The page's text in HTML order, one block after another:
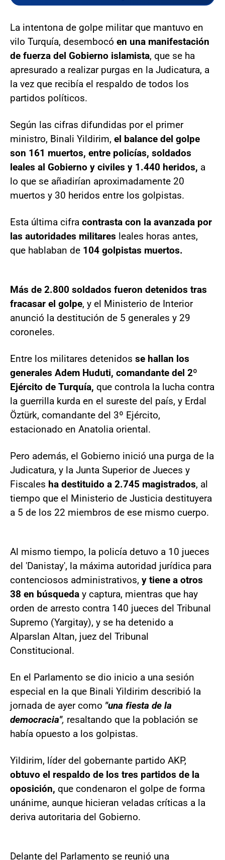
La intentona de golpe militar que mantuvo en
vilo Turquía, desembocó en una manifestación
de fuerza del Gobierno islamista, que se ha
apresurado a realizar purgas en la Judicatura, a
la vez que recibía el respaldo de todos los
partidos políticos.
Según las cifras difundidas por el primer
ministro, Binali Yildirim, el balance del golpe
son 161 muertos, entre policías, soldados
leales al Gobierno y civiles y 1.440 heridos, a
lo que se añadirían aproximadamente 20
muertos y 30 heridos entre los golpistas.
Esta última cifra contrasta con la avanzada por
las autoridades militares leales horas antes,
que hablaban de 104 golpistas muertos.
Más de 2.800 soldados fueron detenidos tras
fracasar el golpe, y el Ministerio de Interior
anunció la destitución de 5 generales y 29
coroneles.
Entre los militares detenidos se hallan los
generales Adem Huduti, comandante del 2º
Ejército de Turquía, que controla la lucha contra
la guerrilla kurda en el sureste del país, y Erdal
Öztürk, comandante del 3º Ejército,
estacionado en Anatolia oriental.
Pero además, el Gobierno inició una purga de la
Judicatura, y la Junta Superior de Jueces y
Fiscales ha destituido a 2.745 magistrados, al
tiempo que el Ministerio de Justicia destituyera
a 5 de los 22 miembros de ese mismo cuerpo.
Al mismo tiempo, la policía detuvo a 10 jueces
del 'Danistay', la máxima autoridad jurídica para
contenciosos administrativos, y tiene a otros
38 en búsqueda y captura, mientras que hay
orden de arresto contra 140 jueces del Tribunal
Supremo (Yargitay), y se ha detenido a
Alparslan Altan, juez del Tribunal
Constitucional.
En el Parlamento se dio inicio a una sesión
especial en la que Binali Yildirim describió la
jornada de ayer como "una fiesta de la
democracia", resaltando que la población se
había opuesto a los golpistas.
Yildirim, líder del gobernante partido AKP,
obtuvo el respaldo de los tres partidos de la
oposición, que condenaron el golpe de forma
unánime, aunque hicieran veladas críticas a la
deriva autoritaria del Gobierno.
Delante del Parlamento se reunió una